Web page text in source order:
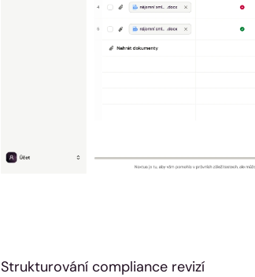
Strukturování compliance revizí